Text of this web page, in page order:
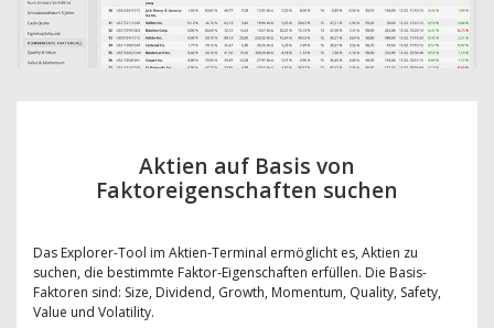
Aktien auf Basis von
Faktoreigenschaften suchen
Das Explorer-Tool im Aktien-Terminal ermöglicht es, Aktien zu
suchen, die bestimmte Faktor-Eigenschaften erfüllen. Die Basis-
Faktoren sind: Size, Dividend, Growth, Momentum, Quality, Safety,
Value und Volatility.